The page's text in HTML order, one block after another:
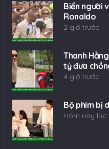
Biển người
Ronaldo
2 giờ trước
Thanh
tỷ đưa
4 giờ trước
Bộ phim bị
Hôm nay lúc